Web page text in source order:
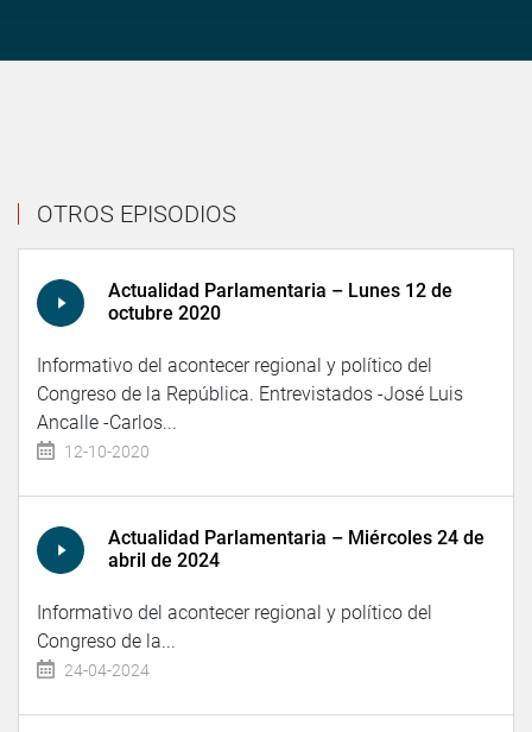
OTROS EPISODIOS
Actualidad Parlamentaria – Lunes 12 de
octubre 2020
Informativo del acontecer regional y político del
Congreso de la República. Entrevistados -José Luis
Ancalle -Carlos...
12-10-2020
Actualidad Parlamentaria – Miércoles 24 de
abril de 2024
Informativo del acontecer regional y político del
Congreso de la...
24-04-2024